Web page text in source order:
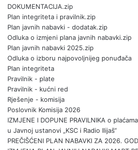
DOKUMENTACIJA.zip
Plan integriteta i pravilnik.zip
Plan javnih nabavki - dodatak.zip
Odluka o izmjeni plana javnih nabavki.zip
Plan javnih nabavki 2025.zip
Odluka o izboru najpovoljnijeg ponuđača
Plan integriteta
Pravilnik - plate
Pravilnik - kućni red
Rješenje - komisija
Poslovnik Komisija 2026
IZMJENE I DOPUNE PRAVILNIKA o
u Javnoj ustanovi „KSC i Radio Ilijaš“
PREČIŠĆENI PLAN NABAVKI ZA 2026.